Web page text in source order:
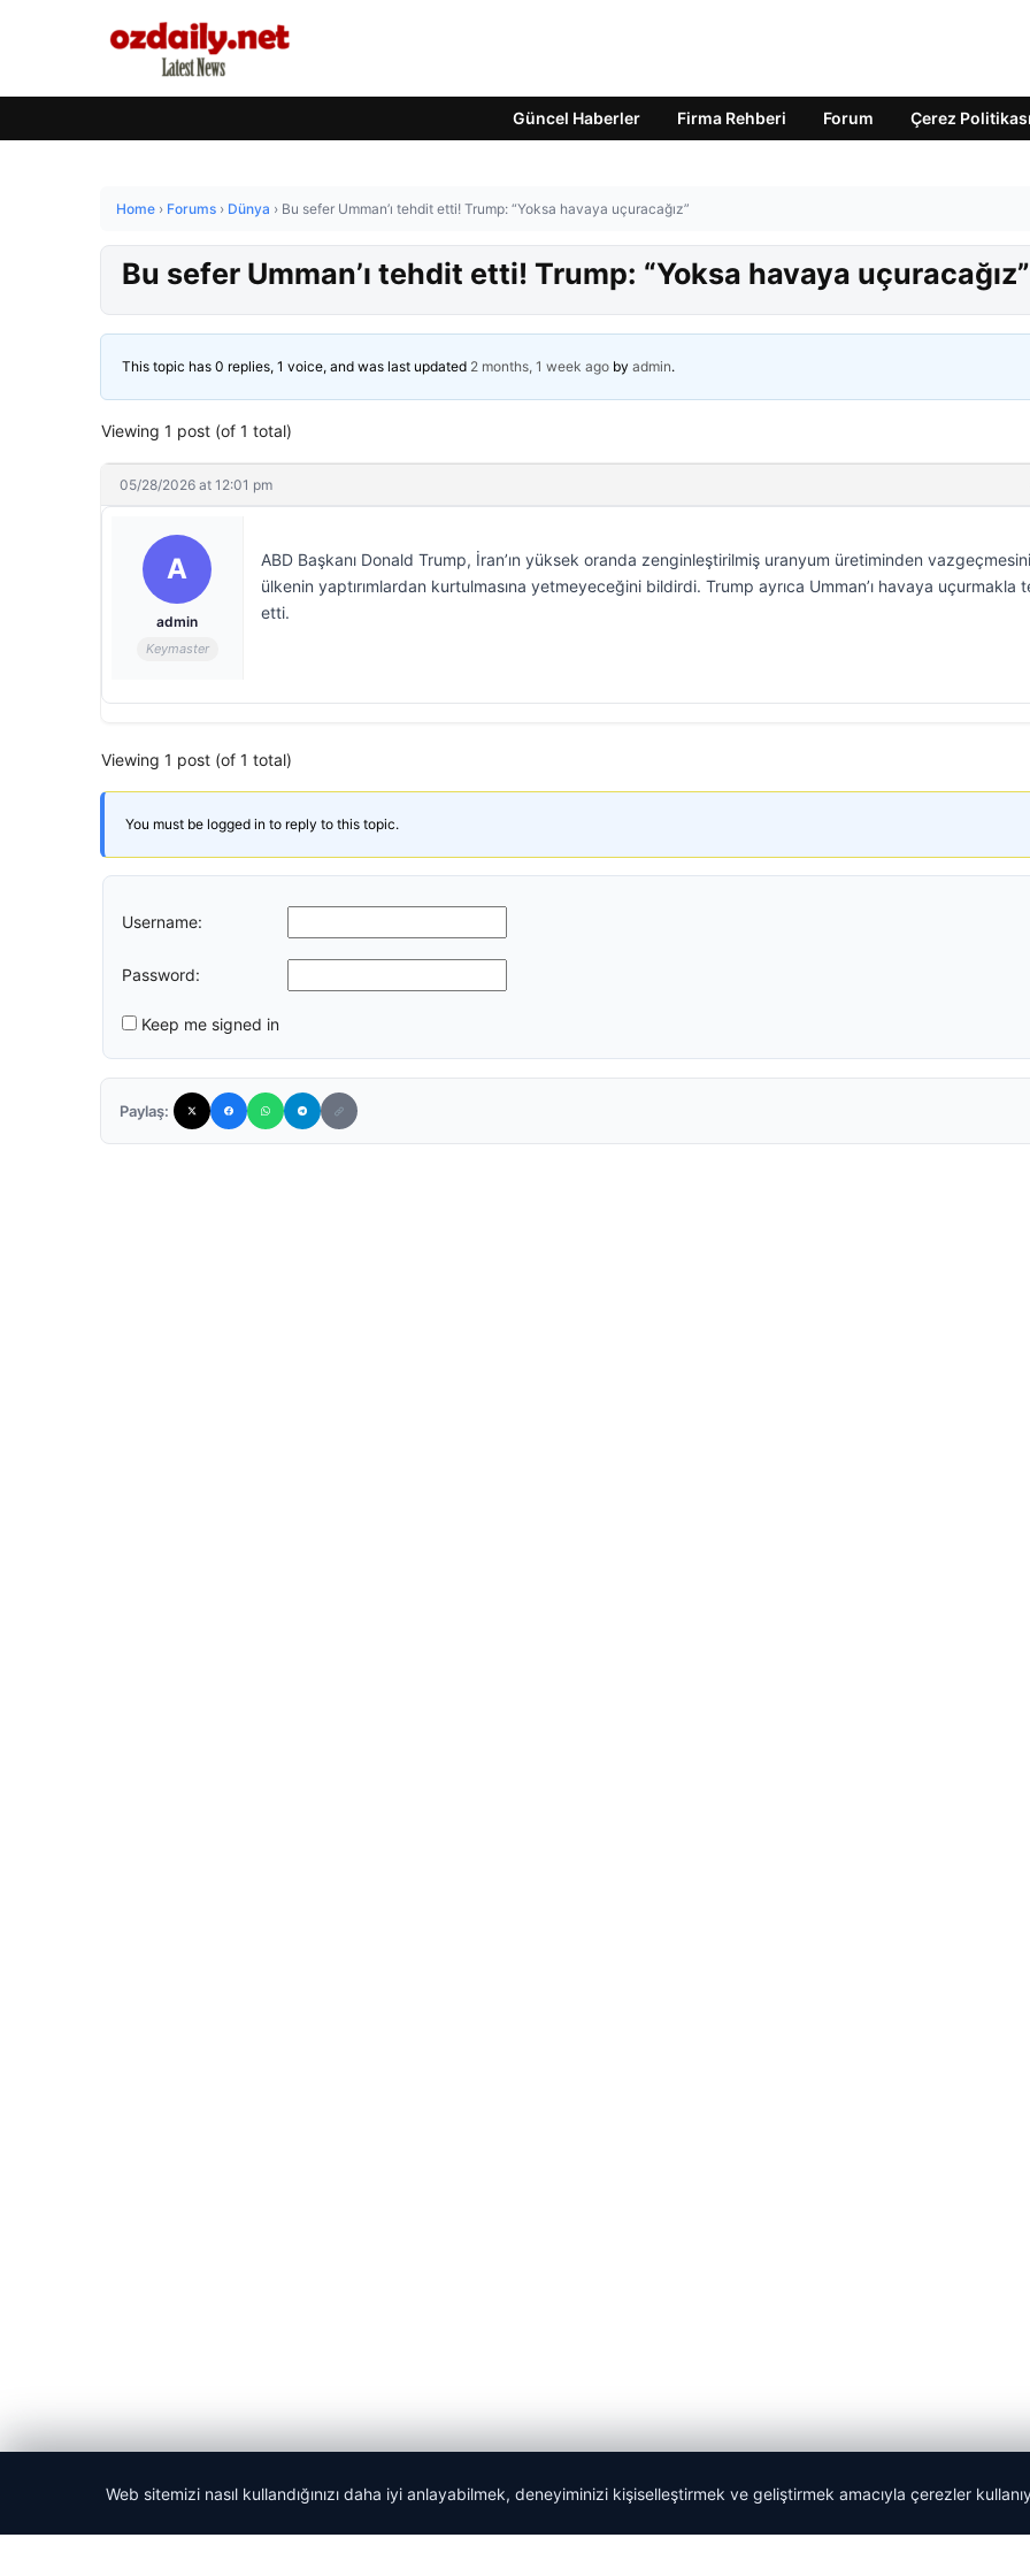
Güncel Haberler Firma Rehberi Forum Çerez Politikası
Home › Forums › Dünya › Bu sefer Umman’ı tehdit etti! Trump: “Yoksa havaya uçuracağız”
Bu sefer Umman’ı tehdit etti! Trump: “Yoksa havaya uçuracağız”
This topic has 0 replies, 1 voice, and was last updated 2 months, 1 week ago by admin.
Viewing 1 post (of 1 total)
05/28/2026 at 12:01 pm
A
admin
Keymaster
ABD Başkanı Donald Trump, İran’ın yüksek oranda zenginleştirilmiş uranyum üretiminden
ülkenin yaptırımlardan kurtulmasına yetmeyeceğini bildirdi. Trump ayrıca Umman’ı havaya uçurmakla
etti.
Viewing 1 post (of 1 total)
You must be logged in to reply to this topic.
Username:
Password:
Keep me signed in
Paylaş:
Web sitemizi nasıl kullandığınızı daha iyi anlayabilmek, deneyiminizi kişiselleştirmek ve geliştirmek amacıyla çerezler